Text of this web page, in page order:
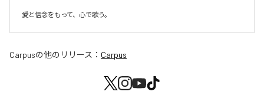
愛と信念をもって、心で歌う。
Carpusの他のリリース： Carpus